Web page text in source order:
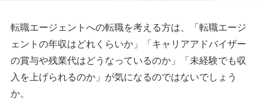
転職エージェントへの転職を考える方は、「転職エージ
ェントの年収はどれくらいか」「キャリアアドバイザー
の賞与や残業代はどうなっているのか」「未経験でも収
入を上げられるのか」が気になるのではないでしょう
か。